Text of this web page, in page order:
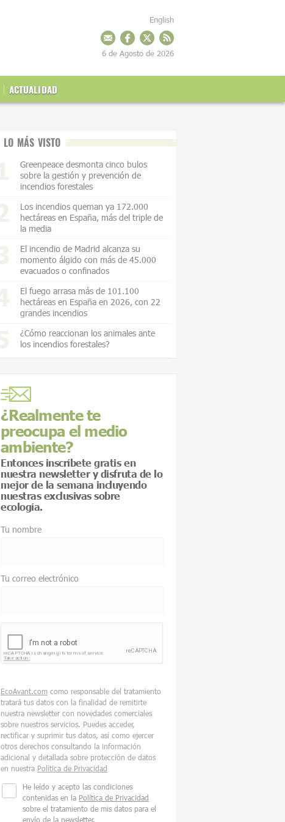
ACTUALIDAD
English
6 de Agosto de 2026
LO MÁS VISTO
Greenpeace desmonta cinco bulos
sobre la gestión y prevención de
incendios forestales
Los incendios queman ya 172.000
hectáreas en España, más del triple de
la media
El incendio de Madrid alcanza su
momento álgido con más de 45.000
evacuados o confinados
El fuego arrasa más de 101.100
hectáreas en España en 2026, con 22
grandes incendios
¿Cómo reaccionan los animales ante
los incendios forestales?
¿Realmente te
preocupa el medio
ambiente?
Entonces inscríbete gratis en
nuestra newsletter y disfruta de lo
mejor de la semana incluyendo
nuestras exclusivas sobre
ecología.
Tu nombre
Tu correo electrónico
EcoAvant.com como responsable del tratamiento
tratará tus datos con la finalidad de remitirte
nuestra newsletter con novedades comerciales
sobre nuestros servicios. Puedes acceder,
rectificar y suprimir tus datos, así como ejercer
otros derechos consultando la información
adicional y detallada sobre protección de datos
en nuestra Política de Privacidad
He leído y acepto las condiciones
contenidas en la Política de Privacidad
sobre el tratamiento de mis datos para el
envío de la newsletter.